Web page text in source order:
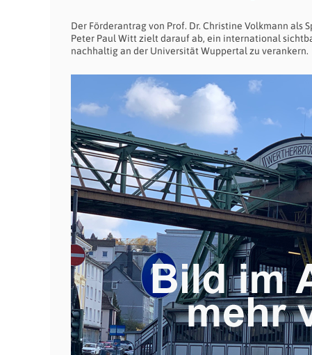
Der Förderantrag von Prof. Dr. Christine Volkmann als
Peter Paul Witt zielt darauf ab, ein international
nachhaltig an der Universität Wuppertal zu verankern.